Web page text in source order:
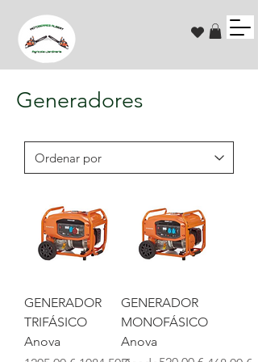
Generadores
GENERADOR
TRIFÁSICO
Anova
GENERADOR
MONOFÁSICO
Anova